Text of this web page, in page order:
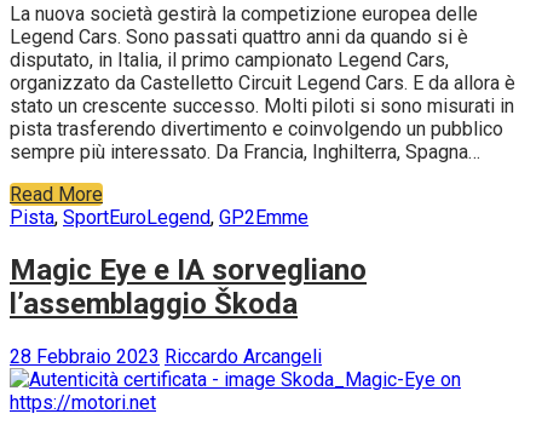
La nuova società gestirà la competizione europea delle
Legend Cars. Sono passati quattro anni da quando si è
disputato, in Italia, il primo campionato Legend Cars,
organizzato da Castelletto Circuit Legend Cars. E da allora è
stato un crescente successo. Molti piloti si sono misurati in
pista trasferendo divertimento e coinvolgendo un pubblico
sempre più interessato. Da Francia, Inghilterra, Spagna…
Read More
Pista, SportEuroLegend, GP2Emme
Magic Eye e IA sorvegliano
l’assemblaggio Škoda
28 Febbraio 2023 Riccardo Arcangeli